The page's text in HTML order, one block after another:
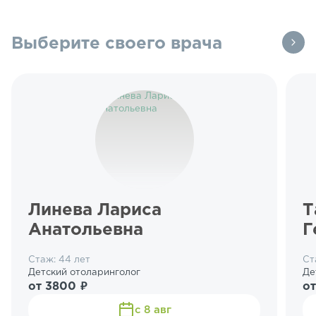
Выберите своего врача
Линева Лариса
Анатольевна
Стаж: 44 лет
Детский отоларинголог
от 3800 ₽
с 8 авг